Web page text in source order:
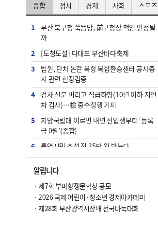
[근교산&그너머] <1345> 전북 순창 아
2023/08/23
종합 정치 경제 사회 스포츠
1
부산 북구청 쑥뜸방, 前구청장 책임 인정될
까
2
[도청도설] 다대포 부산바다축제
3
법원, 단차 논란 북항 복합환승센터 공사중
지 관련 현장검증
4
검사 신분 버리고 직급하향(10년 이하 저연
차 검사)…檢 중수청행 기피
5
지방국립대 이르면 내년 신입생부터 ‘등록
금 0원’(종합)
6
통영시민 추석 전 35만 원 받는다
8
국힘 부산시당, ‘정이한 조력’ 시의원 윤리
위에…‘한동훈 지지’도 신고접수
탄소흡수력 높여 폭염 대응…부산 도시숲
지도 다시 그린다
알립니다
· 제7회 부마항쟁문학상 공모
· 2026 국제 어린이·청소년 경제아카데미
· 제28회 부산광역시장배 전국바둑대회